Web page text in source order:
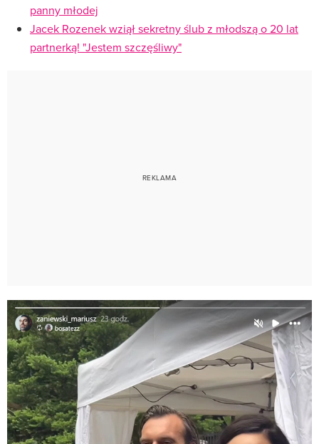
panny młodej
Jacek Rozenek wziął sekretny ślub z młodszą o 20 lat
partnerką! "Jestem szczęśliwy"